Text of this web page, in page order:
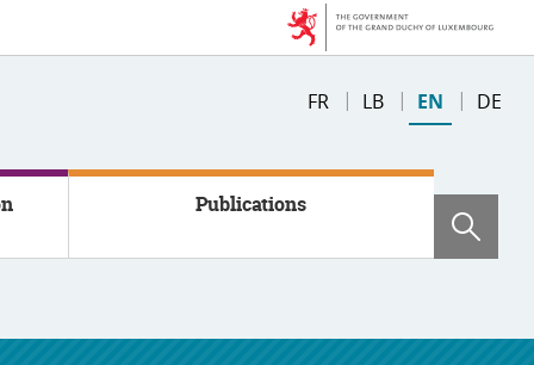
Changer
FR LB EN DE
Publications